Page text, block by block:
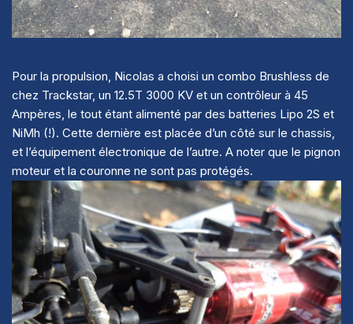
Pour la propulsion, Nicolas a choisi un combo Brushless de
chez Trackstar, un 12.5T 3000 KV et un contrôleur à 45
Ampères, le tout étant alimenté par des batteries Lipo 2S et
NiMh (!). Cette dernière est placée d’un côté sur le chassis,
et l’équipement électronique de l’autre. A noter que le pignon
moteur et la couronne ne sont pas protégés.